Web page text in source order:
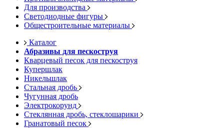
Для производства
Светодиодные фигуры
Общестроительные материалы
Каталог
Абразивы для пескоструя
Кварцевый песок для пескоструя
Купершлак
Никельшлак
Стальная дробь
Чугунная дробь
Электрокорунд
Стеклянная дробь, стеклошарики
Гранатовый песок